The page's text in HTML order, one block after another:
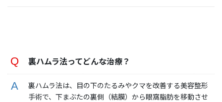
裏ハムラ法ってどんな治療？
裏ハムラ法は、目の下のたるみやクマを改善する美容整形
手術で、下まぶたの裏側（結膜）から眼窩脂肪を移動させ